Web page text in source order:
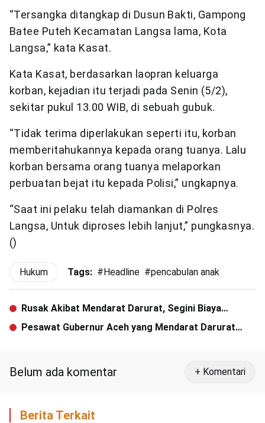
“Tersangka ditangkap di Dusun Bakti, Gampong
Batee Puteh Kecamatan Langsa lama, Kota
Langsa,” kata Kasat.
Kata Kasat, berdasarkan laopran keluarga
korban, kejadian itu terjadi pada Senin (5/2),
sekitar pukul 13.00 WIB, di sebuah gubuk.
“Tidak terima diperlakukan seperti itu, korban
memberitahukannya kepada orang tuanya. Lalu
korban bersama orang tuanya melaporkan
perbuatan bejat itu kepada Polisi,” ungkapnya.
“Saat ini pelaku telah diamankan di Polres
Langsa, Untuk diproses lebih lanjut,” pungkasnya.
()
Hukum Tags: #Headline #pencabulan anak
Rusak Akibat Mendarat Darurat, Segini Biaya
Perbaikan Pesawat Irwandi
Pesawat Gubernur Aceh yang Mendarat Darurat
Belum ada komentar + Komentari
Berita Terkait